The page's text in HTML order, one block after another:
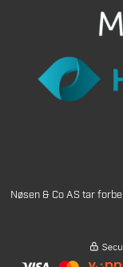
Nøsen & Co AS tar